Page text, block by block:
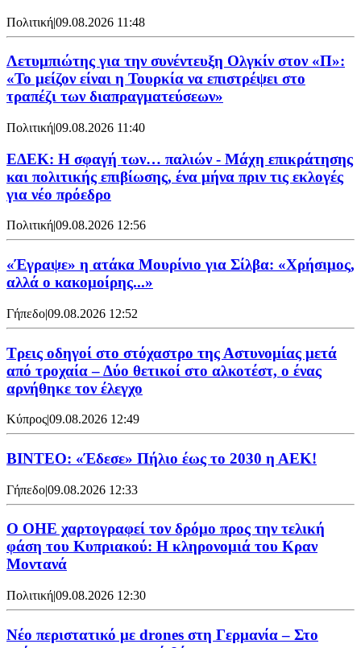
Πολιτική|09.08.2026 11:48
Λετυμπιώτης για την συνέντευξη Ολγκίν στον «Π»:
«Το μείζον είναι η Τουρκία να επιστρέψει στο
τραπέζι των διαπραγματεύσεων»
Πολιτική|09.08.2026 11:40
ΕΔΕΚ: Η σφαγή των… παλιών - Μάχη επικράτησης
και πολιτικής επιβίωσης, ένα μήνα πριν τις εκλογές
για νέο πρόεδρο
Πολιτική|09.08.2026 12:56
«Έγραψε» η ατάκα Μουρίνιο για Σίλβα: «Χρήσιμος,
αλλά ο κακομοίρης...»
Γήπεδο|09.08.2026 12:52
Τρεις οδηγοί στο στόχαστρο της Αστυνομίας μετά
από τροχαία – Δύο θετικοί στο αλκοτέστ, ο ένας
αρνήθηκε τον έλεγχο
Κύπρος|09.08.2026 12:49
ΒΙΝΤΕΟ: «Έδεσε» Πήλιο έως το 2030 η ΑΕΚ!
Γήπεδο|09.08.2026 12:33
Ο ΟΗΕ χαρτογραφεί τον δρόμο προς την τελική
φάση του Κυπριακού: Η κληρονομιά του Κραν
Μοντανά
Πολιτική|09.08.2026 12:30
Νέο περιστατικό με drones στη Γερμανία – Στο